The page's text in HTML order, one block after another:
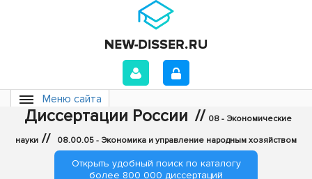
Меню сайта
Диссертации России // 08 - Экономические
науки // 08.00.05 - Экономика и управление народным хозяйством
Открыть удобный поиск по каталогу
более 800 000 диссертаций